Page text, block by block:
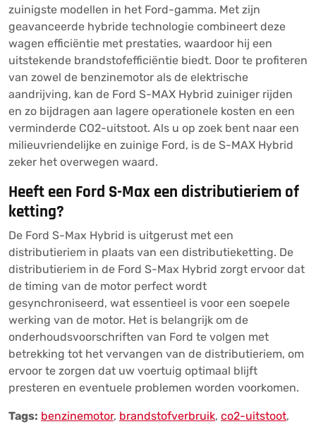
zuinigste modellen in het Ford-gamma. Met zijn
geavanceerde hybride technologie combineert deze
wagen efficiëntie met prestaties, waardoor hij een
uitstekende brandstofefficiëntie biedt. Door te profiteren
van zowel de benzinemotor als de elektrische
aandrijving, kan de Ford S-MAX Hybrid zuiniger rijden
en zo bijdragen aan lagere operationele kosten en een
verminderde CO2-uitstoot. Als u op zoek bent naar een
milieuvriendelijke en zuinige Ford, is de S-MAX Hybrid
zeker het overwegen waard.
Heeft een Ford S-Max een distributieriem of
ketting?
De Ford S-Max Hybrid is uitgerust met een
distributieriem in plaats van een distributieketting. De
distributieriem in de Ford S-Max Hybrid zorgt ervoor dat
de timing van de motor perfect wordt
gesynchroniseerd, wat essentieel is voor een soepele
werking van de motor. Het is belangrijk om de
onderhoudsvoorschriften van Ford te volgen met
betrekking tot het vervangen van de distributieriem, om
ervoor te zorgen dat uw voertuig optimaal blijft
presteren en eventuele problemen worden voorkomen.
Tags: benzinemotor, brandstofverbruik, co2-uitstoot,